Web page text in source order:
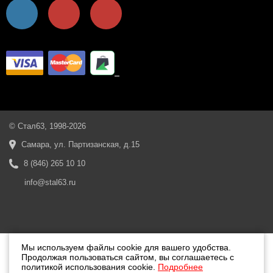
© Стал63, 1998-2026
Самара, ул. Партизанская, д.15
8 (846) 265 10 10
info@stal63.ru
Мы используем файлы cookie для вашего удобства.
Продолжая пользоваться сайтом, вы соглашаетесь с
политикой использования cookie. Подробнее